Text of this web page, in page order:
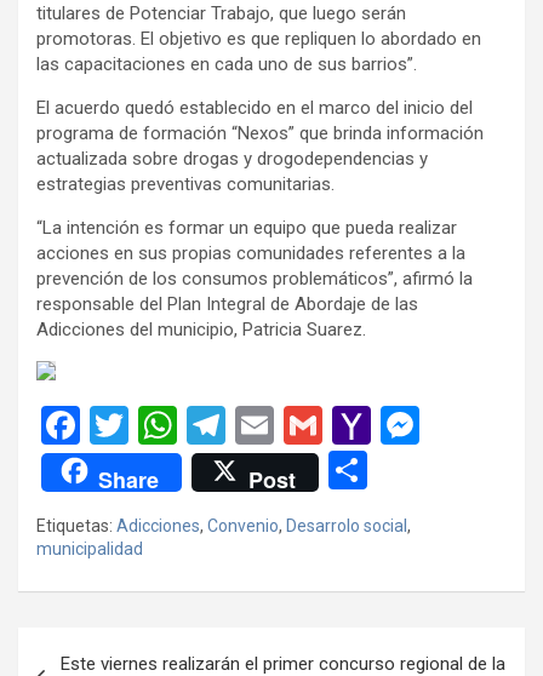
titulares de Potenciar Trabajo, que luego serán
promotoras. El objetivo es que repliquen lo abordado en
las capacitaciones en cada uno de sus barrios”.
El acuerdo quedó establecido en el marco del inicio del
programa de formación “Nexos” que brinda información
actualizada sobre drogas y drogodependencias y
estrategias preventivas comunitarias.
“La intención es formar un equipo que pueda realizar
acciones en sus propias comunidades referentes a la
prevención de los consumos problemáticos”, afirmó la
responsable del Plan Integral de Abordaje de las
Adicciones del municipio, Patricia Suarez.
F
a
ce
b
o
k
T
wi
tt
er
W
h
at
s
A
p
T
el
e
gr
a
E
m
ail
G
m
ail
Y
o
o
ail
g
Share Post
m
p
tir
Etiquetas: Adicciones, Convenio, Desarrolo social ,
municipalidad
Este viernes realizarán el primer concurso regional de la